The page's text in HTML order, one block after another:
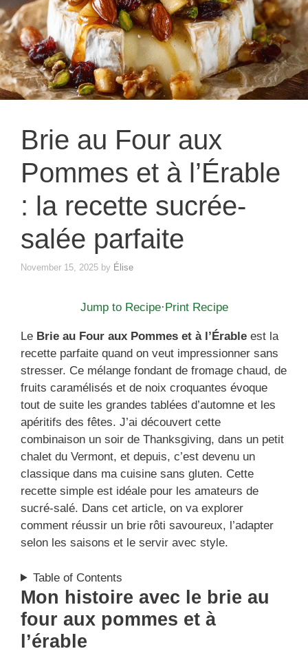
Brie au Four aux
Pommes et à l’Érable
: la recette sucrée-
salée parfaite
November 15, 2025 by Élise
Jump to Recipe· Print Recipe
Le Brie au Four aux Pommes et à l’Érable est la
recette parfaite quand on veut impressionner sans
stresser. Ce mélange fondant de fromage chaud, de
fruits caramélisés et de noix croquantes évoque
tout de suite les grandes tablées d’automne et les
apéritifs des fêtes. J’ai découvert cette
combinaison un soir de Thanksgiving, dans un petit
chalet du Vermont, et depuis, c’est devenu un
classique dans ma cuisine sans gluten. Cette
recette simple est idéale pour les amateurs de
sucré-salé. Dans cet article, on va explorer
comment réussir un brie rôti savoureux, l’adapter
selon les saisons et le servir avec style.
Table of Contents
Mon histoire avec le brie au
four aux pommes et à
l’érable